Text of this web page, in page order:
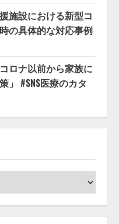
施設における新型コ
の具体的な対応事例
ロナ以前から家族に
」 #SNS医療のカタ